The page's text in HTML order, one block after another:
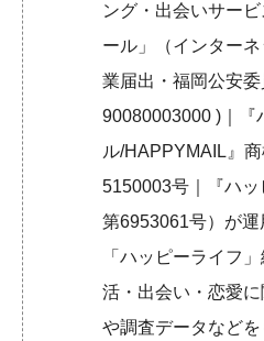
ング・出会いサー
ール」（インター
業届出・福岡公安
90080003000 )｜『
ル/HAPPYMAIL』
5150003号｜『ハ
第6953061号）が
「ハッピーライフ
活・出会い・恋愛
や調査データなど